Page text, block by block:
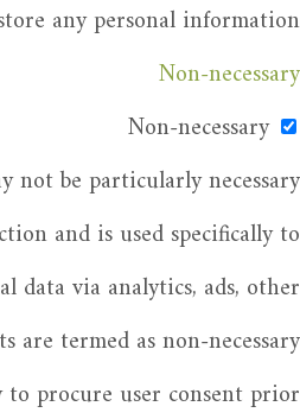
any personal information.
Non-necessary
Non-necessary
not be particularly necessary
and is used specifically to
data via analytics, ads, other
are termed as non-necessary
procure user consent prior